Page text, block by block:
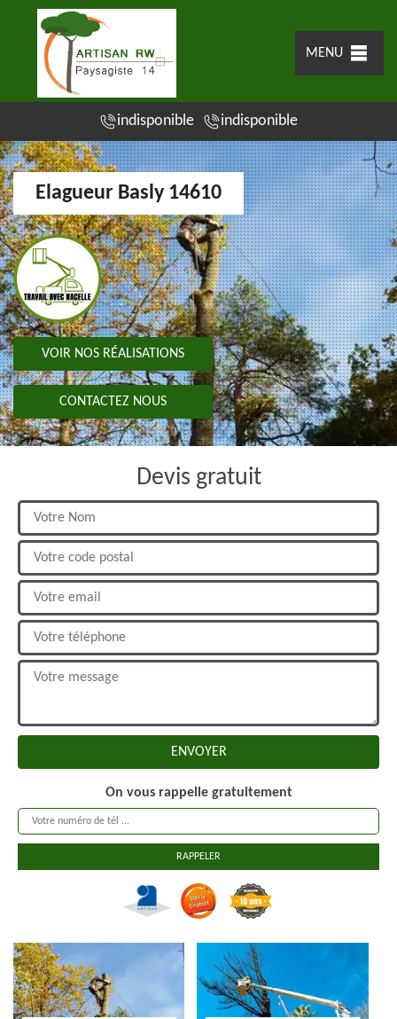
MENU
indisponible indisponible
Elagueur Basly 14610
VOIR NOS RÉALISATIONS
CONTACTEZ NOUS
Devis gratuit
On vous rappelle gratuitement